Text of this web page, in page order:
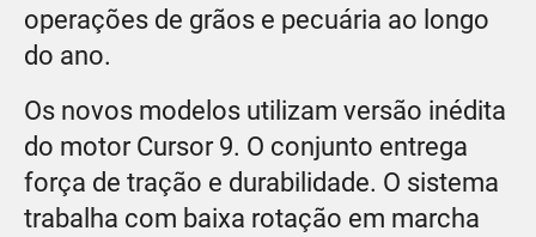
operações de grãos e pecuária ao longo
do ano.
Os novos modelos utilizam versão inédita
do motor Cursor 9. O conjunto entrega
força de tração e durabilidade. O sistema
trabalha com baixa rotação em marcha